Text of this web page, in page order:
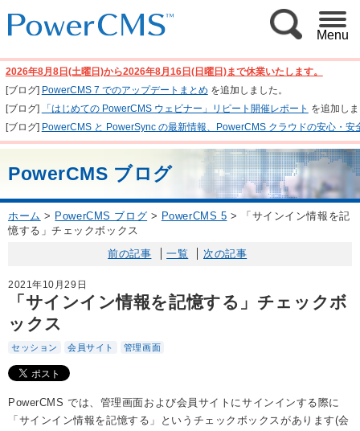
Menu
2026年8月8日(土曜日)から2026年8月16日(日曜日)まで休業いたします。
[ブログ] PowerCMS 7 でのアップデートまとめ を追加しました。
[ブログ]
「はじめての PowerCMS ウェビナー」リピート開催レポート を追加し
[ブログ] PowerCMS と PowerSync の最新情報、PowerCMS クラウドの安心・
PowerCMS ブログ
ホーム > PowerCMS ブログ > PowerCMS 5 >
「サインイン情報を記
憶する」チェックボックス
前の記事 一覧 次の記事
2021年10月29日
「サインイン情報を記憶する」チェックボ
ックス
セッション 会員サイト 管理画面
PowerCMS では、管理画面および会員サイトにサインインする際に
「サインイン情報を記憶する」というチェックボックスがあります(会